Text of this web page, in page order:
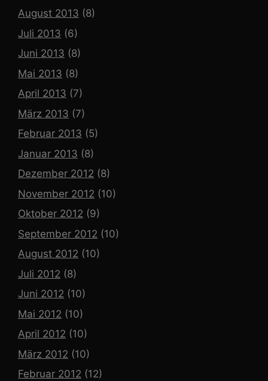
August 2013 (8)
Juli 2013 (6)
Juni 2013 (8)
Mai 2013 (8)
April 2013 (7)
März 2013 (7)
Februar 2013 (5)
Januar 2013 (8)
Dezember 2012 (8)
November 2012 (10)
Oktober 2012 (9)
September 2012 (10)
August 2012 (10)
Juli 2012 (8)
Juni 2012 (10)
Mai 2012 (10)
April 2012 (10)
März 2012 (10)
Februar 2012 (12)